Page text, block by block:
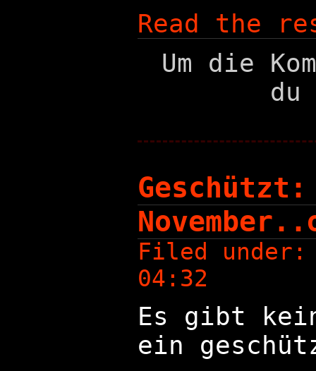
Read the
Um die
du
Filed
04:32
Es gibt
ein